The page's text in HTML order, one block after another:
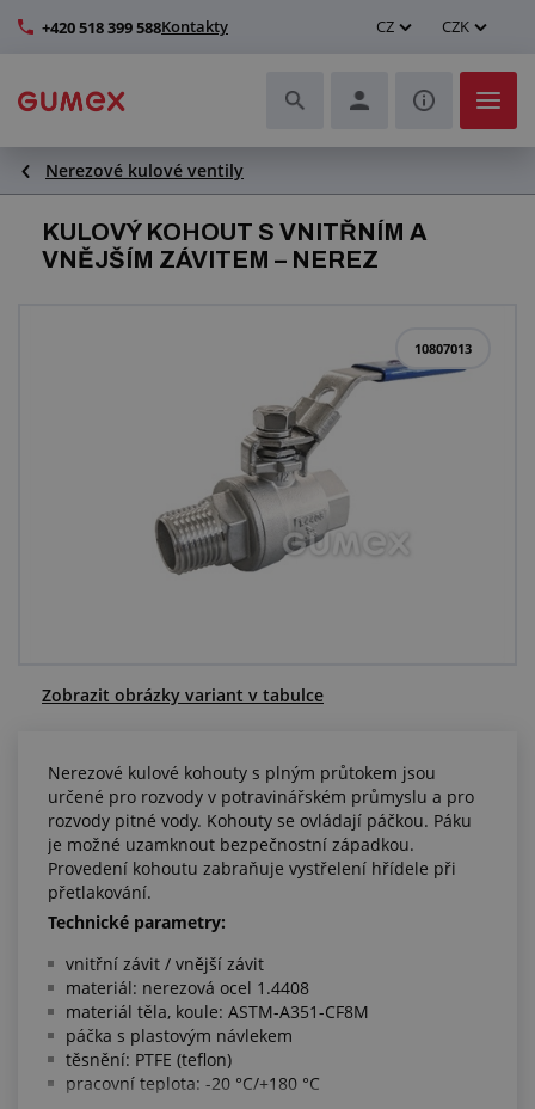
+420 518 399 588Kontakty CZ CZK
Hadice a jejich kompletace
Profily a výroba těsnění
Zlepšení pracovního prostředí
Další pryžové a plastové výrobky
Centrum poptávek
Nerezové kulové ventily
KULOVÝ KOHOUT S VNITŘNÍM A
VNĚJŠÍM ZÁVITEM – NEREZ
10807013
Zobrazit obrázky variant v tabulce
Nerezové kulové kohouty s plným průtokem jsou
určené pro rozvody v potravinářském průmyslu a pro
rozvody pitné vody. Kohouty se ovládají páčkou. Páku
je možné uzamknout bezpečnostní západkou.
Provedení kohoutu zabraňuje vystřelení hřídele při
přetlakování.
Technické parametry:
vnitřní závit / vnější závit
materiál: nerezová ocel 1.4408
materiál těla, koule: ASTM-A351-CF8M
páčka s plastovým návlekem
těsnění: PTFE (teflon)
pracovní teplota: -20 °C/+180 °C